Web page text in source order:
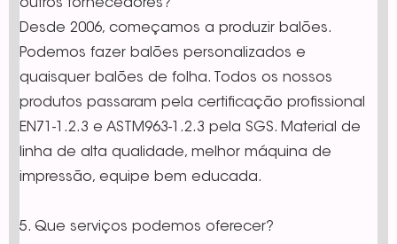
outros fornecedores?
Desde 2006, começamos a produzir balões.
Podemos fazer balões personalizados e
quaisquer balões de folha. Todos os nossos
produtos passaram pela certificação profissional
EN71-1.2.3 e ASTM963-1.2.3 pela SGS. Material de
linha de alta qualidade, melhor máquina de
impressão, equipe bem educada.
5. Que serviços podemos oferecer?